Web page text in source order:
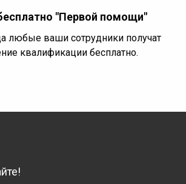
"Первой помощи"
любые ваши сотрудники получат
квалификации бесплатно.